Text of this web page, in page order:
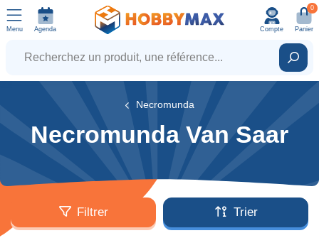
Menu Agenda Compte
0
Panier
Recherchez un produit, une référence...
Necromunda
Necromunda Van Saar
Filtrer Trier